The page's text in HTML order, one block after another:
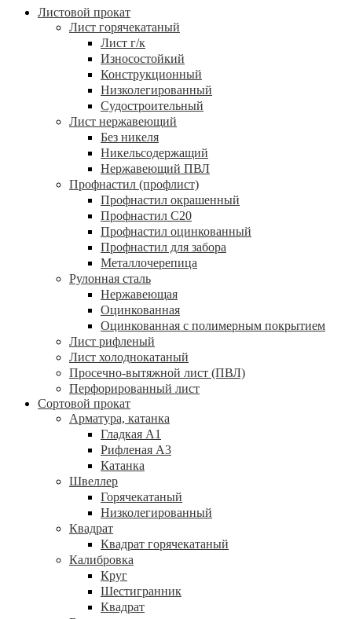
Листовой прокат
Лист горячекатаный
Лист г/к
Износостойкий
Конструкционный
Низколегированный
Судостроительный
Лист нержавеющий
Без никеля
Никельсодержащий
Нержавеющий ПВЛ
Профнастил (профлист)
Профнастил окрашенный
Профнастил С20
Профнастил оцинкованный
Профнастил для забора
Металлочерепица
Рулонная сталь
Нержавеющая
Оцинкованная
Оцинкованная с полимерным покрытием
Лист рифленый
Лист холоднокатаный
Просечно-вытяжной лист (ПВЛ)
Перфорированный лист
Сортовой прокат
Арматура, катанка
Гладкая А1
Рифленая А3
Катанка
Швеллер
Горячекатаный
Низколегированный
Квадрат
Квадрат горячекатаный
Калибровка
Круг
Шестигранник
Квадрат